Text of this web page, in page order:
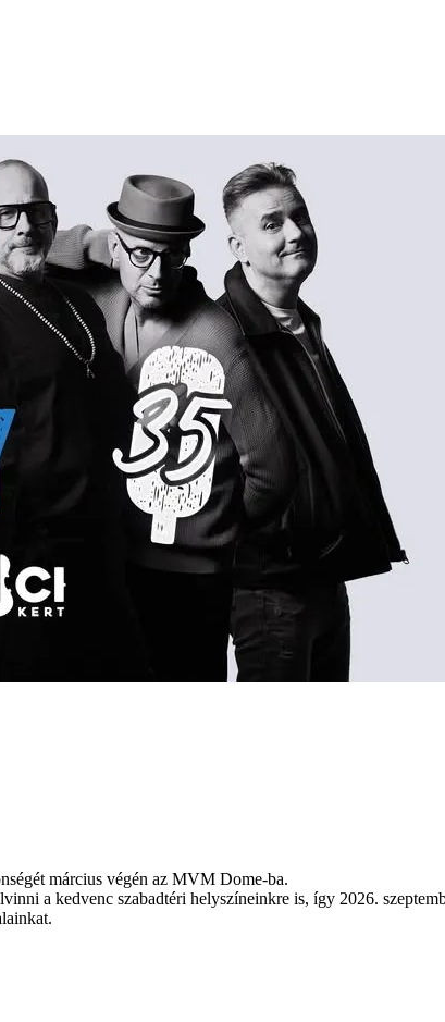
március végén az MVM Dome-ba.
a kedvenc szabadtéri helyszíneinkre is, így 2026.